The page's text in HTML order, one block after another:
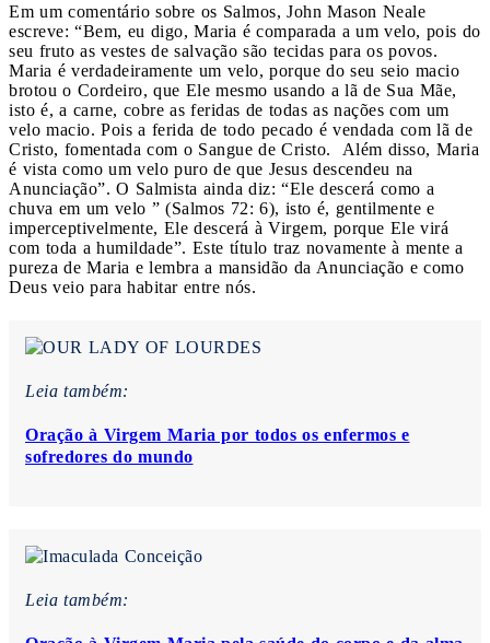
Em um comentário sobre os Salmos, John Mason Neale
escreve: “Bem, eu digo, Maria é comparada a um velo, pois do
seu fruto as vestes de salvação são tecidas para os povos.
Maria é verdadeiramente um velo, porque do seu seio macio
brotou o Cordeiro, que Ele mesmo usando a lã de Sua Mãe,
isto é, a carne, cobre as feridas de todas as nações com um
velo macio. Pois a ferida de todo pecado é vendada com lã de
Cristo, fomentada com o Sangue de Cristo. Além disso, Maria
é vista como um velo puro de que Jesus descendeu na
Anunciação”. O Salmista ainda diz: “Ele descerá como a
chuva em um velo ” (Salmos 72: 6), isto é, gentilmente e
imperceptivelmente, Ele descerá à Virgem, porque Ele virá
com toda a humildade”. Este título traz novamente à mente a
pureza de Maria e lembra a mansidão da Anunciação e como
Deus veio para habitar entre nós.
Leia também:
Oração à Virgem Maria por todos os enfermos e
sofredores do mundo
Leia também: